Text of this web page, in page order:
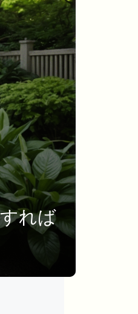
れば